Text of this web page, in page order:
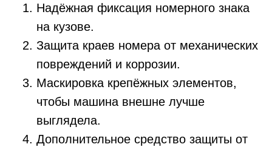
Надёжная фиксация номерного знака
на кузове.
Защита краев номера от механических
повреждений и коррозии.
Маскировка крепёжных элементов,
чтобы машина внешне лучше
выглядела.
Дополнительное средство защиты от